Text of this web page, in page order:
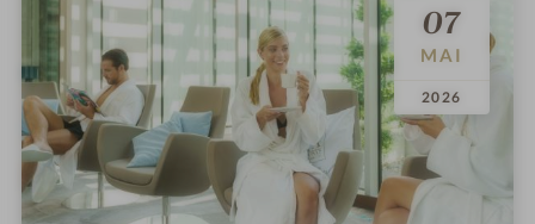
07
.
MAI
.
2026